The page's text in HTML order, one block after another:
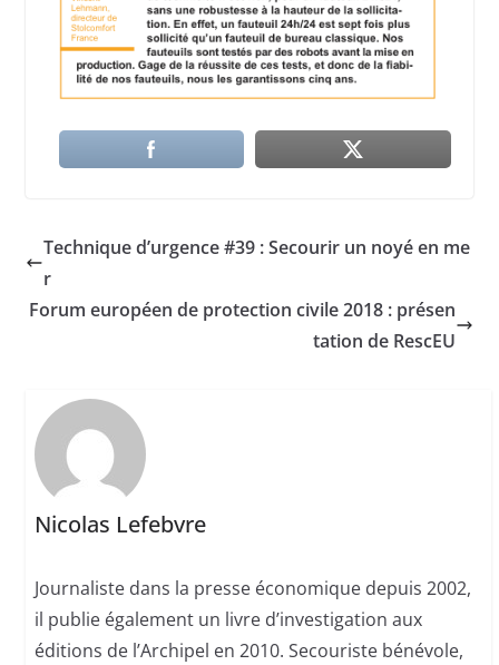
Technique d’urgence #39 : Secourir un noyé en me
r
Forum européen de protection civile 2018 : présen
tation de RescEU
Nicolas Lefebvre
Journaliste dans la presse économique depuis 2002,
il publie également un livre d’investigation aux
éditions de l’Archipel en 2010. Secouriste bénévole,